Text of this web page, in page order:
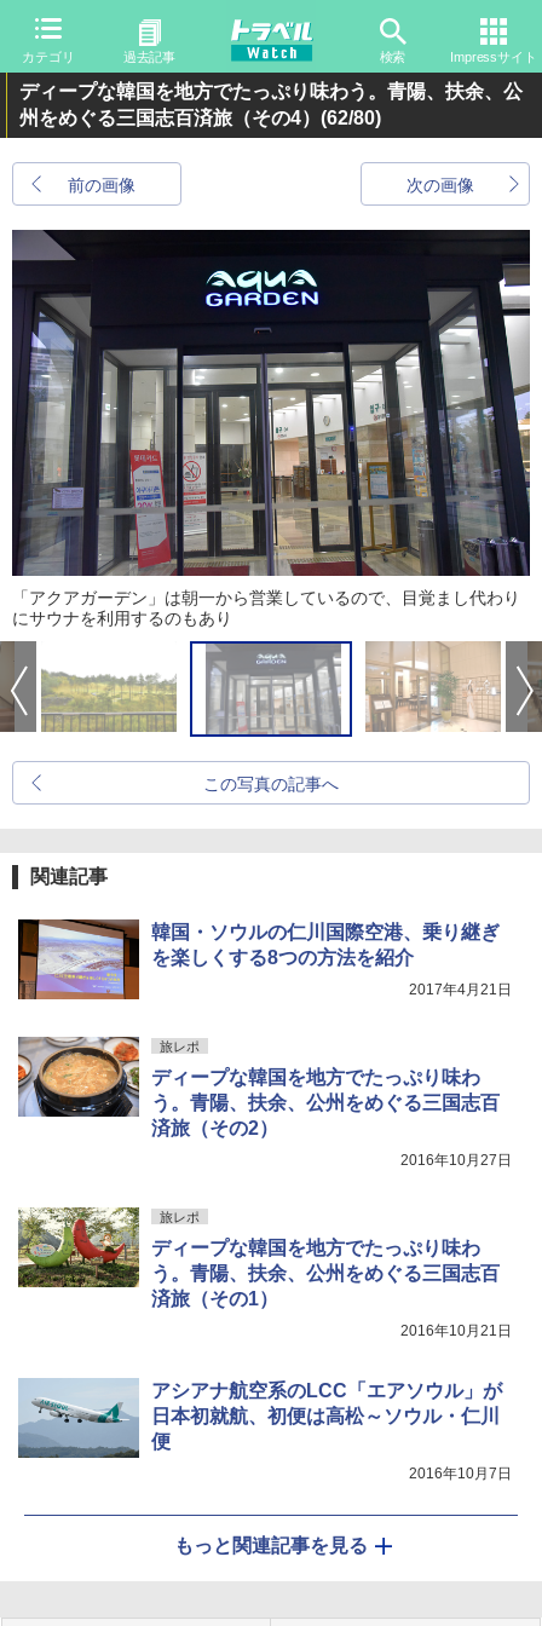
カテゴリ 過去記事 検索 Impressサイト
ディープな韓国を地方でたっぷり味わう。青陽、扶余、公
州をめぐる三国志百済旅（その4） (62/80)
前の画像 次の画像
「アクアガーデン」は朝一から営業しているので、目覚まし代わり
にサウナを利用するのもあり
この写真の記事へ
関連記事
韓国・ソウルの仁川国際空港、乗り継ぎ
を楽しくする8つの方法を紹介
2017年4月21日
旅レポ
ディープな韓国を地方でたっぷり味わ
う。青陽、扶余、公州をめぐる三国志百
済旅（その2）
2016年10月27日
旅レポ
ディープな韓国を地方でたっぷり味わ
う。青陽、扶余、公州をめぐる三国志百
済旅（その1）
2016年10月21日
アシアナ航空系のLCC「エアソウル」が
日本初就航、初便は高松～ソウル・仁川
便
2016年10月7日
もっと関連記事を見る